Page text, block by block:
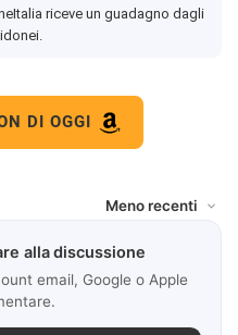
riceve un guadagno dagli
DI OGGI
alla discussione
email, Google o Apple